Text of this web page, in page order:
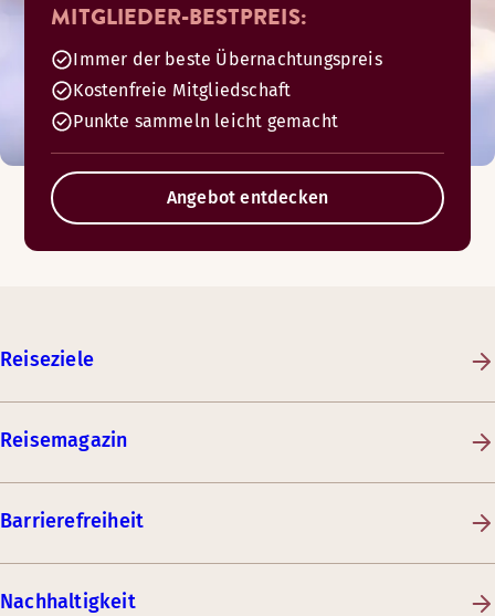
MITGLIEDER-BESTPREIS:
Immer der beste Übernachtungspreis
Kostenfreie Mitgliedschaft
Punkte sammeln leicht gemacht
Angebot entdecken
Reiseziele
Reisemagazin
Barrierefreiheit
Nachhaltigkeit